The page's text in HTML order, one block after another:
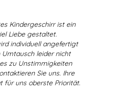
Kindergeschirr ist ein
Liebe gestaltet.
individuell angefertigt
leider nicht
zu Unstimmigkeiten
Sie uns. Ihre
für uns oberste Priorität.